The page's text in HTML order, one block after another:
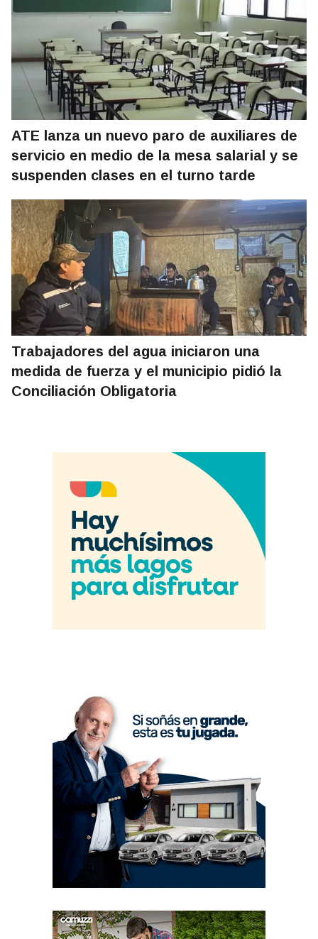
ATE lanza un nuevo paro de auxiliares de
servicio en medio de la mesa salarial y se
suspenden clases en el turno tarde
Trabajadores del agua iniciaron una
medida de fuerza y el municipio pidió la
Conciliación Obligatoria